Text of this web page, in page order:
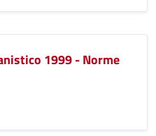
1999 - Norme